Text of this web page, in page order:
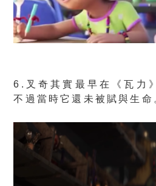
6.叉奇其實最早在《瓦力
不過當時它還未被賦與生命